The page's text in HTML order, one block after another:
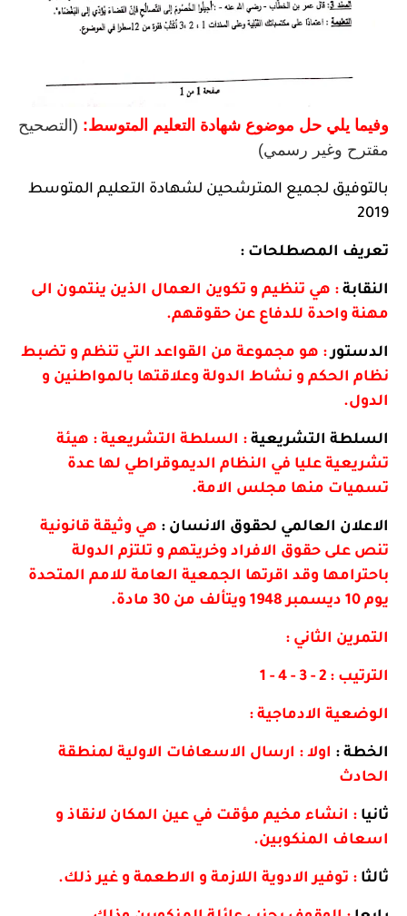
وفيما يلي حل موضوع شهادة التعليم المتوسط: (التصحيح
مقترح وغير رسمي)
بالتوفيق لجميع المترشحين لشهادة التعليم المتوسط
2019
تعريف المصطلحات :
النقابة : هي تنظيم و تكوين العمال الذين ينتمون الى
مهنة واحدة للدفاع عن حقوقهم.
الدستور : هو مجموعة من القواعد التي تنظم و تضبط
نظام الحكم و نشاط الدولة وعلاقتها بالمواطنين و
الدول.
السلطة التشريعية : السلطة التشريعية : هيئة
تشريعية عليا في النظام الديموقراطي لها عدة
تسميات منها مجلس الامة.
الاعلان العالمي لحقوق الانسان : هي وثيقة قانونية
تنص على حقوق الافراد وخريتهم و تلتزم الدولة
باحترامها وقد اقرتها الجمعية العامة للامم المتحدة
يوم 10 ديسمبر 1948 ويتألف من 30 مادة.
التمرين الثاني :
الترتيب : 2 - 3 - 4 - 1
الوضعية الادماجية :
الخطة : اولا : ارسال الاسعافات الاولية لمنطقة
الحادث
ثانيا : انشاء مخيم مؤقت في عين المكان لانقاذ و
اسعاف المنكوبين.
ثالثا : توفير الادوية اللازمة و الاطعمة و غير ذلك.